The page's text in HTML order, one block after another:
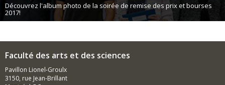
Découvrez l'album photo de la soirée de remise des prix et bourses
2017!
Faculté des arts et des sciences
Pavillon Lionel-Groulx
3150, rue Jean-Brillant